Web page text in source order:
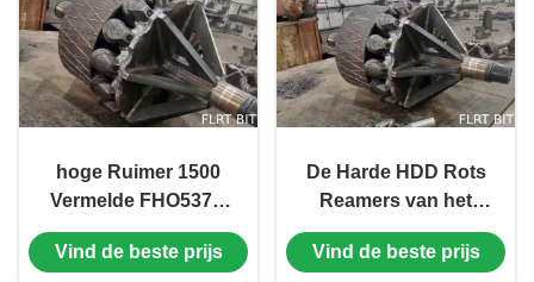
hoge Ruimer 1500
Vermelde FHO537G
api-7-1 van de
nauwkeurigheidshdd
Vind de beste prijs
De Harde HDD Rots
Reamers van het
wolframcarbide FHO
voor grote grootte
Vind de beste prijs